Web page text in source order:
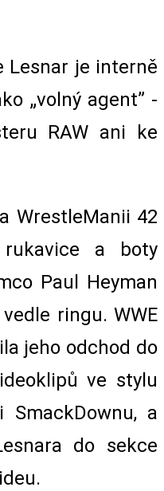
Lesnar je interně
„volný agent” -
RAW ani ke
WrestleManii 42
a boty
Paul Heyman
ringu. WWE
jeho odchod do
ve stylu
a
do sekce